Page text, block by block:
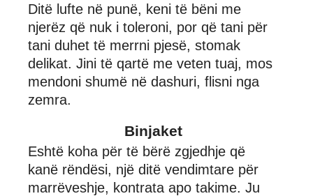
Ditë lufte në punë, keni të bëni me
njerëz që nuk i toleroni, por që tani për
tani duhet të merrni pjesë, stomak
delikat. Jini të qartë me veten tuaj, mos
mendoni shumë në dashuri, flisni nga
zemra.
Binjaket
Eshtë koha për të bërë zgjedhje që
kanë rëndësi, një ditë vendimtare për
marrëveshje, kontrata apo takime. Ju